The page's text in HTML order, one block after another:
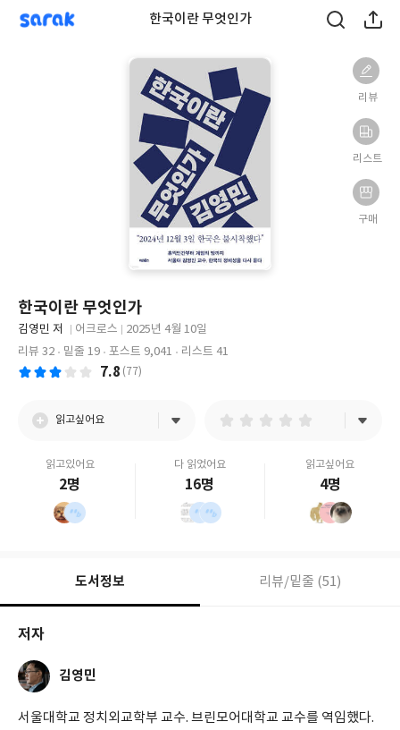
sarak 한국이란 무엇인가
리뷰
리스트
구매
한국이란 무엇인가
글
쓴
김영민 저
출
판
사
어크로스
출
일
2025년 4월 10일
리뷰 32
밑줄 19 포스트 9,041 리스트 41
7.8 (77)
읽고싶어요
읽고있어요
2명
다 읽었어요
16명
읽고싶어요
4명
도서정보 리뷰/밑줄 (51)
저자
김영민
서울대학교 정치외교학부 교수. 브린모어대학교 교수를 역임했다.